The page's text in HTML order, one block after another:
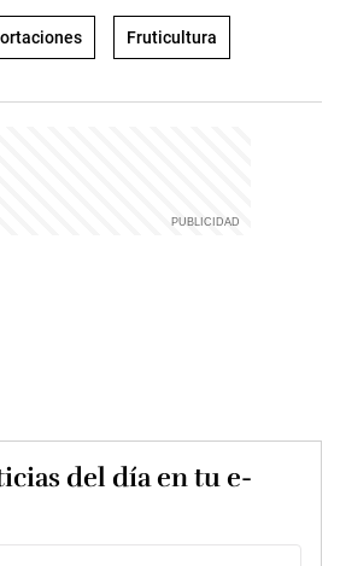
Fruticultura
del día en tu e-